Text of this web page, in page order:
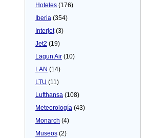
Hoteles (176)
Iberia (354)
Interjet(3)
Jet2 (19)
Lagun Air (10)
LAN (14)
LTU (11)
Lufthansa (108)
Meteorologí­a (43)
Monarch (4)
Museos (2)